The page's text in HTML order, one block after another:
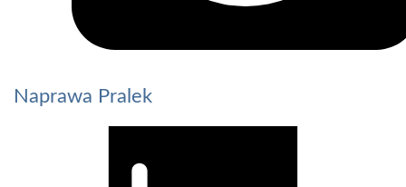
Naprawa Pralek